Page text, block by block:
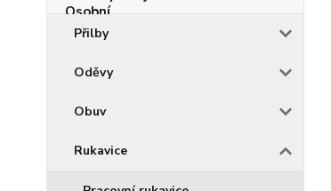
Přilby
Oděvy
Obuv
Rukavice